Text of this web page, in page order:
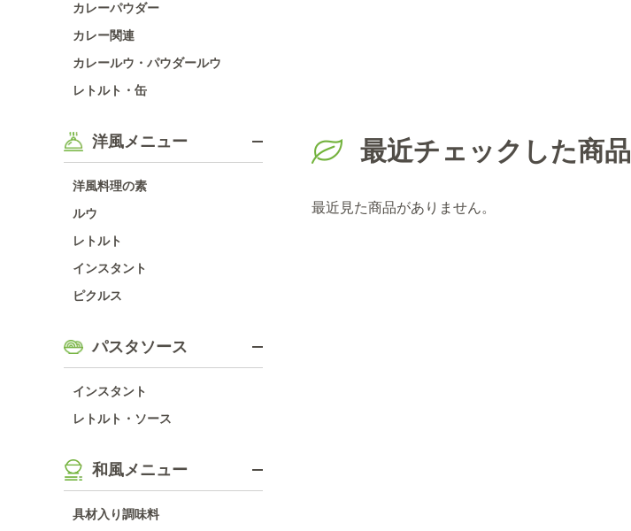
カレーパウダー
カレー関連
カレールウ・パウダールウ
レトルト・缶
洋風メニュー
洋風料理の素
ルウ
レトルト
インスタント
ピクルス
パスタソース
インスタント
レトルト・ソース
和風メニュー
具材入り調味料
最近チェックした商品
最近見た商品がありません。